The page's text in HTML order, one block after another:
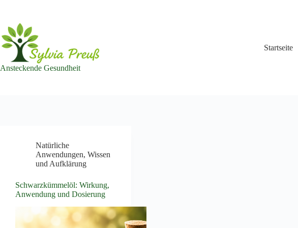
springen
Ansteckende Gesundheit
Startseite
Natürliche
Anwendungen, Wissen
und Aufklärung
Schwarzkümmelöl: Wirkung,
Anwendung und Dosierung